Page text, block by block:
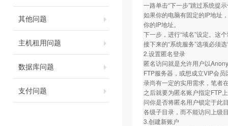
其他问题
主机租用问题
数据库问题
支付问题
一路单击“下一步”跳过系统提
如果你的电脑有固定的IP地址
你的IP地址。
下一步，进行“域名”设定。这
接下来的“系统服务”选项必须
2.设置匿名登录
匿名访问就是允许用户以
FTP服务器，或想成立VIP会
录尚有一定的实用需求，笔者
之后就要为匿名账户指定FTP
问你是否将匿名用户锁定于此
各级子目录，而不能访问上级
3.创建新账户